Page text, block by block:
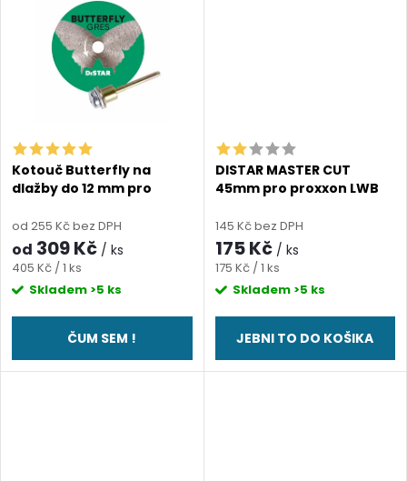
Kotouč Butterfly na
dlažby do 12 mm pro
0,6mm)
od 255 Kč bez DPH
od 309 Kč / ks
Měrná
cena:
405 Kč / 1 ks
Skladem >5 ks
ČUM SEM !
DISTAR MASTER CUT
45mm pro proxxon LWB
145 Kč bez DPH
175 Kč / ks
Měrná
cena:
175 Kč / 1 ks
Skladem >5 ks
JEBNI TO DO KOŠIKA